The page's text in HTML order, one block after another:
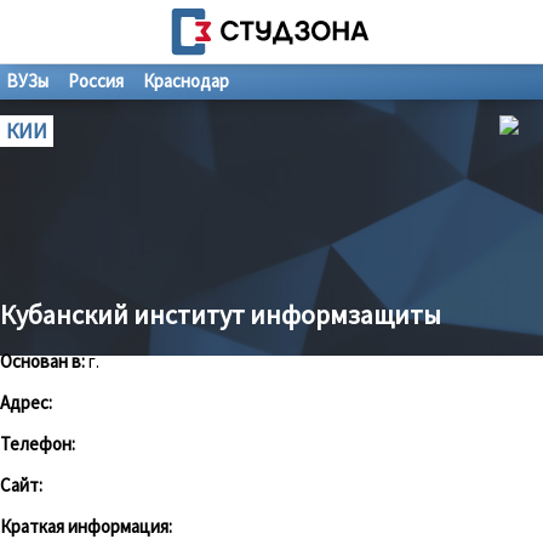
ВУЗы Россия Краснодар
КИИ
Кубанский институт информзащиты
Основан в:г.
Адрес:
Телефон:
Сайт:
Краткая информация: